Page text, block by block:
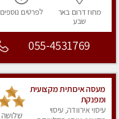
מחוז דרום באר
שבע
לפרטים נוספים
055-4531769
מעסה איכותית מקצועית
ומפנקת
עיסוי אירוודה, עיסוי
שלושה